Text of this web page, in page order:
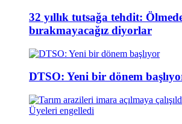
32 yıllık tutsağa tehdit:
bırakmayacağız diyorlar
DTSO: Yeni bir dönem